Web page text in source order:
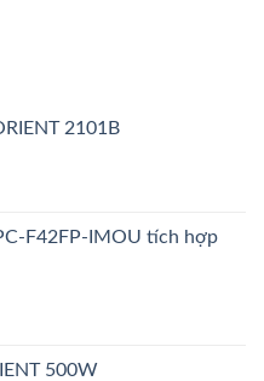
2101B
F42FP-IMOU tích hợp
500W